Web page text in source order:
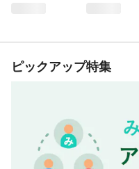
ピックアップ特集